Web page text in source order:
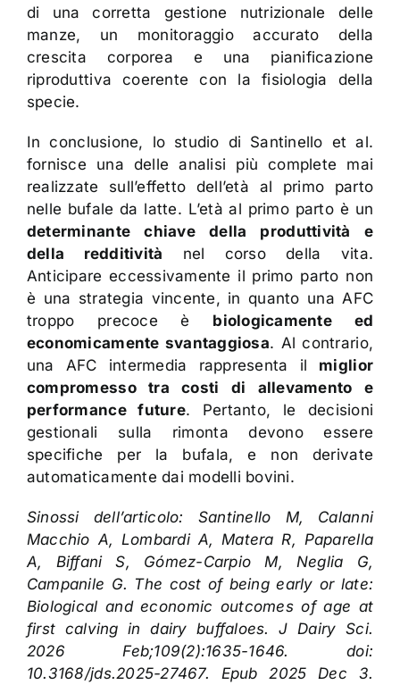
di una corretta gestione nutrizionale delle
manze, un monitoraggio accurato della
crescita corporea e una pianificazione
riproduttiva coerente con la fisiologia della
specie.
In conclusione, lo studio di Santinello et al.
fornisce una delle analisi più complete mai
realizzate sull’effetto dell’età al primo parto
nelle bufale da latte. L’età al primo parto è un
determinante chiave della produttività e
della redditività nel corso della vita.
Anticipare eccessivamente il primo parto non
è una strategia vincente, in quanto una AFC
troppo precoce è biologicamente ed
economicamente svantaggiosa. Al contrario,
una AFC intermedia rappresenta il miglior
compromesso tra costi di allevamento e
performance future. Pertanto, le decisioni
gestionali sulla rimonta devono essere
specifiche per la bufala, e non derivate
automaticamente dai modelli bovini.
Sinossi dell’articolo: Santinello M, Calanni
Macchio A, Lombardi A, Matera R, Paparella
A, Biffani S, Gómez-Carpio M, Neglia G,
Campanile G. The cost of being early or late:
Biological and economic outcomes of age at
first calving in dairy buffaloes. J Dairy Sci.
2026 Feb;109(2):1635-1646. doi:
10.3168/jds.2025-27467. Epub 2025 Dec 3.